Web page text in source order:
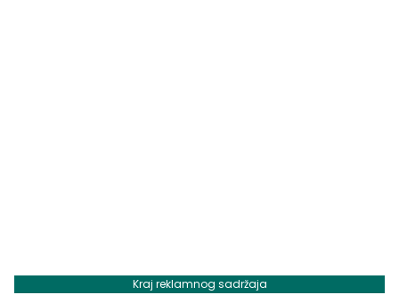
Kraj reklamnog sadržaja